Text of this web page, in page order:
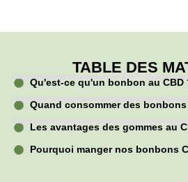
TABLE DES
Qu'est-ce qu'un bonbon au CBD
Quand consommer des bonbons
Les avantages des gommes au
Pourquoi manger nos bonbons